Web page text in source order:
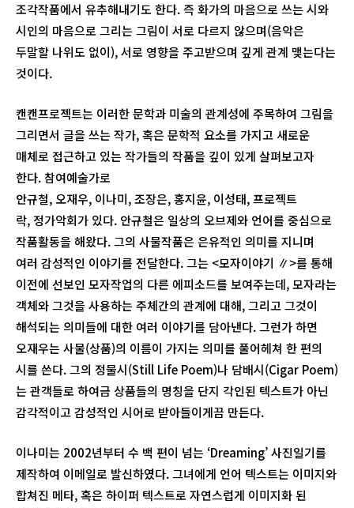
조각작품에서 유추해내기도 한다. 즉 화가의 마음으로 쓰는 시와
시인의 마음으로 그리는 그림이 서로 다르지 않으며(음악은
두말할 나위도 없이), 서로 영향을 주고받으며 깊게 관계 맺는다는
것이다.
캔캔프로젝트는 이러한 문학과 미술의 관계성에 주목하여 그림을
그리면서 글을 쓰는 작가, 혹은 문학적 요소를 가지고 새로운
매체로 접근하고 있는 작가들의 작품을 깊이 있게 살펴보고자
한다. 참여예술가로
안규철, 오재우, 이나미, 조장은, 홍지윤, 이성태, 프로젝트
락, 정가악회가 있다. 안규철은 일상의 오브제와 언어를 중심으로
작품활동을 해왔다. 그의 사물작품은 은유적인 의미를 지니며
여러 감성적인 이야기를 전달한다. 그는 <모자이야기 ∥>를 통해
이전에 선보인 모자작업의 다른 에피소드를 보여주는데, 모자라는
객체와 그것을 사용하는 주체간의 관계에 대해, 그리고 그것이
해석되는 의미들에 대한 여러 이야기를 담아낸다. 그런가 하면
오재우는 사물(상품)의 이름이 가지는 의미를 풀어헤쳐 한 편의
시를 쓴다. 그의 정물시(Still Life Poem)나 담배시(Cigar Poem)
는 관객들로 하여금 상품들의 명칭을 단지 각인된 텍스트가 아닌
감각적이고 감성적인 시어로 받아들이게끔 만든다.
이나미는 2002년부터 수 백 편이 넘는 ‘Dreaming’ 사진일기를
제작하여 이메일로 발신하였다. 그녀에게 언어 텍스트는 이미지와
합쳐진 메타, 혹은 하이퍼 텍스트로 자연스럽게 이미지화 된